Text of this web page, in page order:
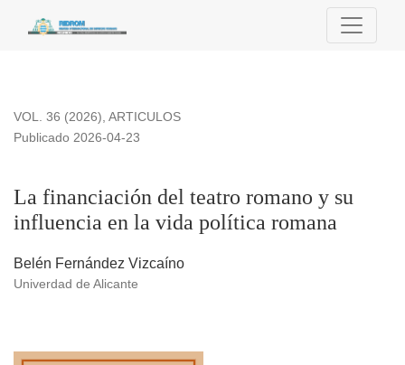
La financiación del teatro romano y su influencia en la vida
VOL. 36 (2026), ARTICULOS
La financiación del teatro romano y su
influencia en la vida política romana
Publicado 2026-04-23
Belén Fernández Vizcaíno
Univerdad de Alicante